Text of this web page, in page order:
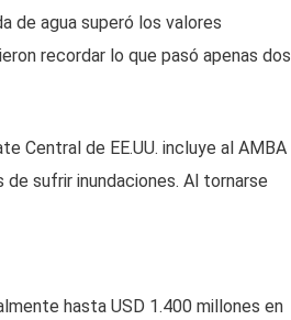
de agua superó los valores
recordar lo que pasó apenas dos
Central de EE.UU. incluye al AMBA
sufrir inundaciones. Al tornarse
hasta USD 1.400 millones en